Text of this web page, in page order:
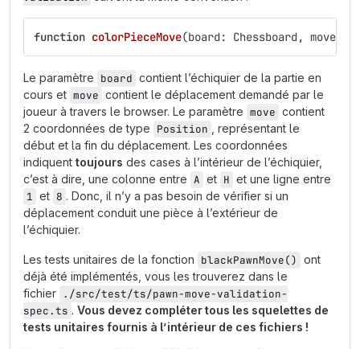
function colorPieceMove(board : Chessboard , move
Le paramètre board contient l’échiquier de la partie en
cours et move contient le déplacement demandé par le
joueur à travers le browser. Le paramètre move contient
2 coordonnées de type Position
, représentant le
début et la fin du déplacement. Les coordonnées
indiquent toujours des cases à l’intérieur de l’échiquier,
c’est à dire, une colonne entre A et H et une ligne entre
1 et 8 . Donc, il n’y a pas besoin de vérifier si un
déplacement conduit une pièce à l’extérieur de
l’échiquier.
Les tests unitaires de la fonction blackPawnMove() ont
déjà été implémentés, vous les trouverez dans le
fichier ./src/test/ts/pawn-move-validation-
spec.ts . Vous devez compléter tous les squelettes de
tests unitaires fournis à l’intérieur de ces fichiers !